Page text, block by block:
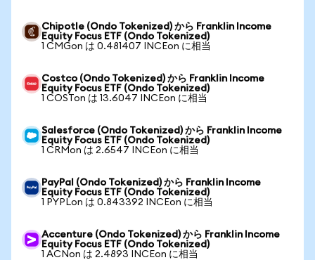
Chipotle (Ondo Tokenized) から Franklin Income
Equity Focus ETF (Ondo Tokenized)
1 CMGon は 0.481407 INCEon に相当
Costco (Ondo Tokenized) から Franklin Income
Equity Focus ETF (Ondo Tokenized)
1 COSTon は 13.6047 INCEon に相当
Salesforce (Ondo Tokenized) から Franklin Income
Equity Focus ETF (Ondo Tokenized)
1 CRMon は 2.6547 INCEon に相当
PayPal (Ondo Tokenized) から Franklin Income
Equity Focus ETF (Ondo Tokenized)
1 PYPLon は 0.843392 INCEon に相当
Accenture (Ondo Tokenized) から Franklin Income
Equity Focus ETF (Ondo Tokenized)
1 ACNon は 2.4893 INCEon に相当